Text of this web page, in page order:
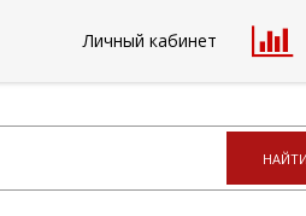
Личный кабинет